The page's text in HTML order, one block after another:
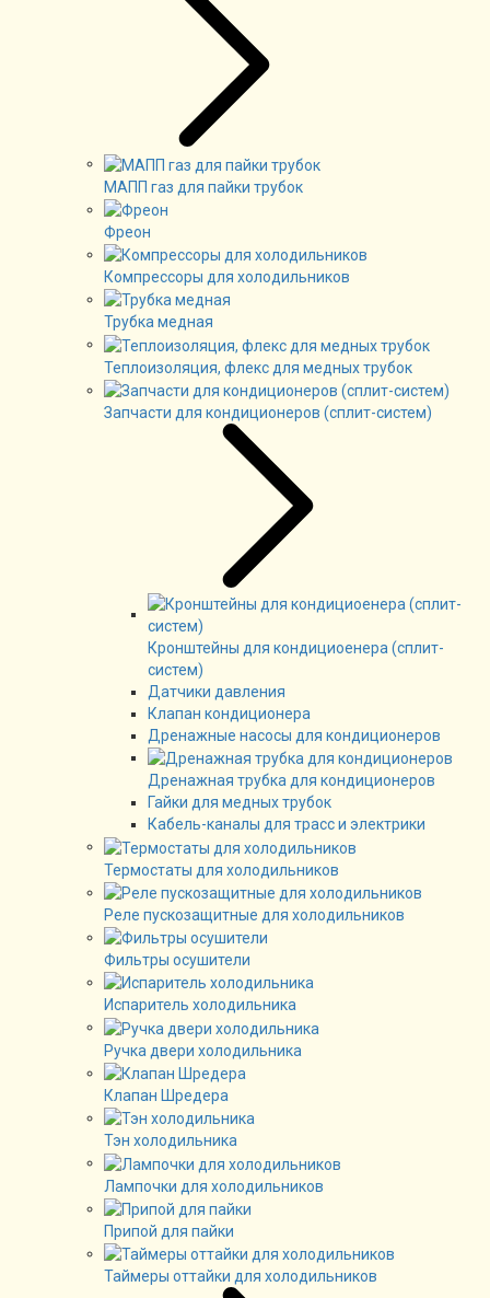
МАПП газ для пайки трубок
Фреон
Компрессоры для холодильников
Трубка медная
Теплоизоляция, флекс для медных трубок
Запчасти для кондиционеров (сплит-систем)
Кронштейны для кондициоенера (сплит-
систем)
Датчики давления
Клапан кондиционера
Дренажные насосы для кондиционеров
Дренажная трубка для кондиционеров
Гайки для медных трубок
Кабель-каналы для трасс и электрики
Термостаты для холодильников
Реле пускозащитные для холодильников
Фильтры осушители
Испаритель холодильника
Ручка двери холодильника
Клапан Шредера
Тэн холодильника
Лампочки для холодильников
Припой для пайки
Таймеры оттайки для холодильников